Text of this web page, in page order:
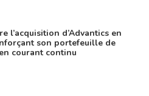
l’acquisition d’Advantics en
son portefeuille de
courant continu